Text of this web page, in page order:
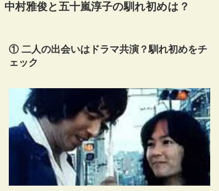
中村雅俊と五十嵐淳子の馴れ初めは？
① 二人の出会いはドラマ共演？馴れ初めをチ
ェック